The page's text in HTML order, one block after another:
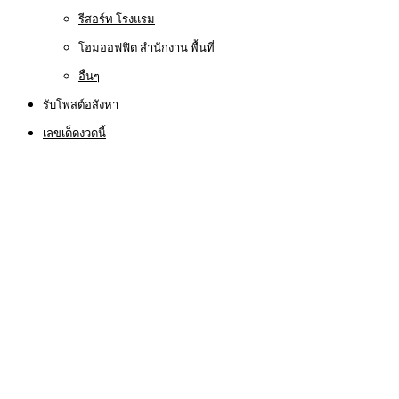
รีสอร์ท โรงแรม
โฮมออฟฟิต สำนักงาน พื้นที่
อื่นๆ
รับโพสต์อสังหา
เลขเด็ดงวดนี้